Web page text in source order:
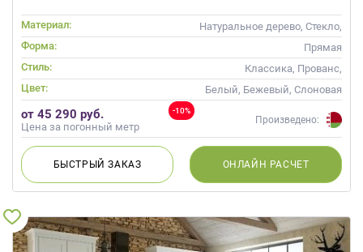
Материал:
Натуральное дерево, Стекло,
Массив, С патиной
Форма:
Прямая
Стиль:
Классика, Прованс,
Неоклассика
Цвет:
Белый, Бежевый, Слоновая
кость
-10%
от 45 290 руб.
Цена за погонный метр
Произведено:
БЫСТРЫЙЗАКАЗ ОНЛАЙН РАСЧЕТ